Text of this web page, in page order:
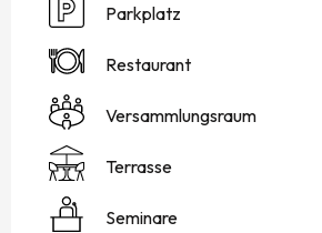
Parkplatz
Restaurant
Versammlungsraum
Terrasse
Seminare